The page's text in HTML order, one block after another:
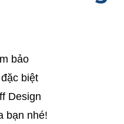
bảo
biệt
Design
bạn nhé!